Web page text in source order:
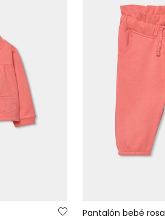
Pantalón bebé rosa